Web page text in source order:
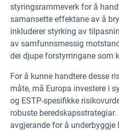
styringsrammeverk for å
samansette effektane av å
inkluderer styrking av
av samfunnsmessig
dei djupe forstyrringane som
For å kunne handtere desse
måte, må Europa investere i
og ESTP-spesifikke
robuste beredskapsstrategiar.
avgjerande for å underbyggje